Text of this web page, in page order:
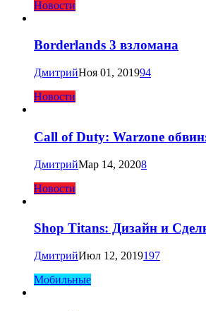
Новости
Borderlands 3 взломана
ДмитрийНоя 01, 201994
Новости
Call of Duty: Warzone
ДмитрийМар 14, 20208
Новости
Shop Titans: Дизайн и
ДмитрийИюл 12, 2019197
Мобильные